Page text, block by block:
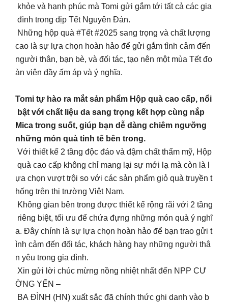
khỏe và hạnh phúc mà Tomi gửi gắm tới tất cả các gia
đình trong dịp Tết Nguyên Đán.
Những hộp quà #Tết #2025 sang trọng và chất lượng
cao là sự lựa chọn hoàn hảo để gửi gắm tình cảm đến
người thân, bạn bè, và đối tác, tạo nên một mùa Tết đo
àn viên đầy ấm áp và ý nghĩa.
Tomi tự hào ra mắt sản phẩm Hộp quà cao cấp, nổi
bật với chất liệu da sang trọng kết hợp cùng nắp
Mica trong suốt, giúp bạn dễ dàng chiêm ngưỡng
những món quà tinh tế bên trong.
Với thiết kế 2 tầng độc đáo và đậm chất thẩm mỹ, Hộp
quà cao cấp không chỉ mang lại sự mới lạ mà còn là l
ựa chọn vượt trội so với các sản phẩm giỏ quà truyền t
hống trên thị trường Việt Nam.
Không gian bên trong được thiết kế rộng rãi với 2 tầng
riêng biệt, tối ưu để chứa đựng những món quà ý nghĩ
a. Đây chính là sự lựa chọn hoàn hảo để bạn trao gửi t
ình cảm đến đối tác, khách hàng hay những người thâ
n yêu trong gia đình.
Xin gửi lời chúc mừng nồng nhiệt nhất đến NPP CƯ
ỜNG YẾN –
BA ĐÌNH (HN) xuất sắc đã chính thức ghi danh vào b